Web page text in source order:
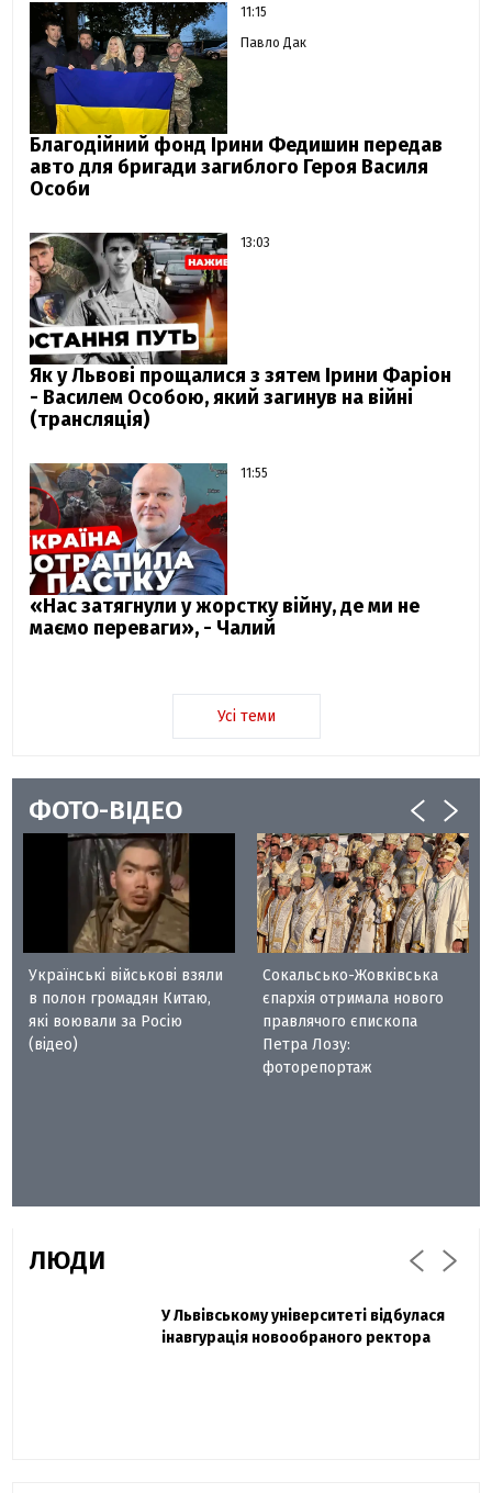
11:15
Павло Дак
Благодійний фонд Ірини Федишин передав
авто для бригади загиблого Героя Василя
Особи
13:03
Як у Львові прощалися з зятем Ірини Фаріон
- Василем Особою, який загинув на війні
(трансляція)
11:55
«Нас затягнули у жорстку війну, де ми не
маємо переваги», - Чалий
Усі теми
ФОТО-ВІДЕО
Українські військові взяли
в полон громадян Китаю,
які воювали за Росію
(відео)
Сокальсько-Жовківська
єпархія отримала нового
правлячого єпископа
Петра Лозу:
фоторепортаж
ЛЮДИ
Павло Дак
Захисник "Азовсталі" Діанов вдруге
одружився та показав фото з весілля
У Львівському університеті відбулася
інавгурація новообраного ректора